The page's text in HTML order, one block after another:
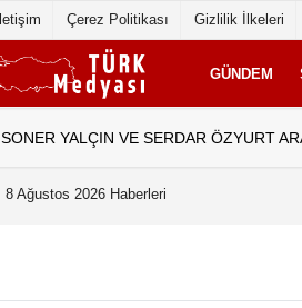
İletişim Çerez Politikası Gizlilik İlkeleri
GÜNDEM
SONER YALÇIN VE SERDAR ÖZYURT
8 Ağustos 2026 Haberleri